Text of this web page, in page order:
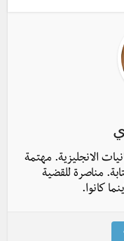
الانجليزية. مهتمة
مناصرة للقضية
كانوا.